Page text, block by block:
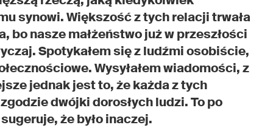
synowi. Większość z tych relacji trwała
bo nasze małżeństwo już w przeszłości
Spotykałem się z ludźmi osobiście,
Wysyłałem wiadomości, z
jednak jest to, że każda z tych
dwójki dorosłych ludzi. To po
że było inaczej.